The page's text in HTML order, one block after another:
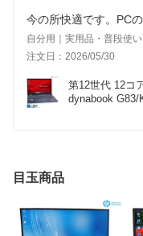
今の所快適です。PC
自分用｜実用品・普段使
注文日：2026/05/30
第12世代 12コ
dynabook G83/
目玉商品